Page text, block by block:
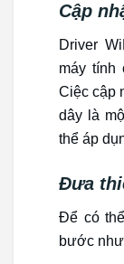
Cập
Driver
máy tính
Ciệc cập
dây là
thể áp
Đưa
Để có
bước